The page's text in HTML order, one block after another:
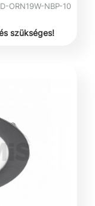
ORN19W-NBP-10
szükséges!